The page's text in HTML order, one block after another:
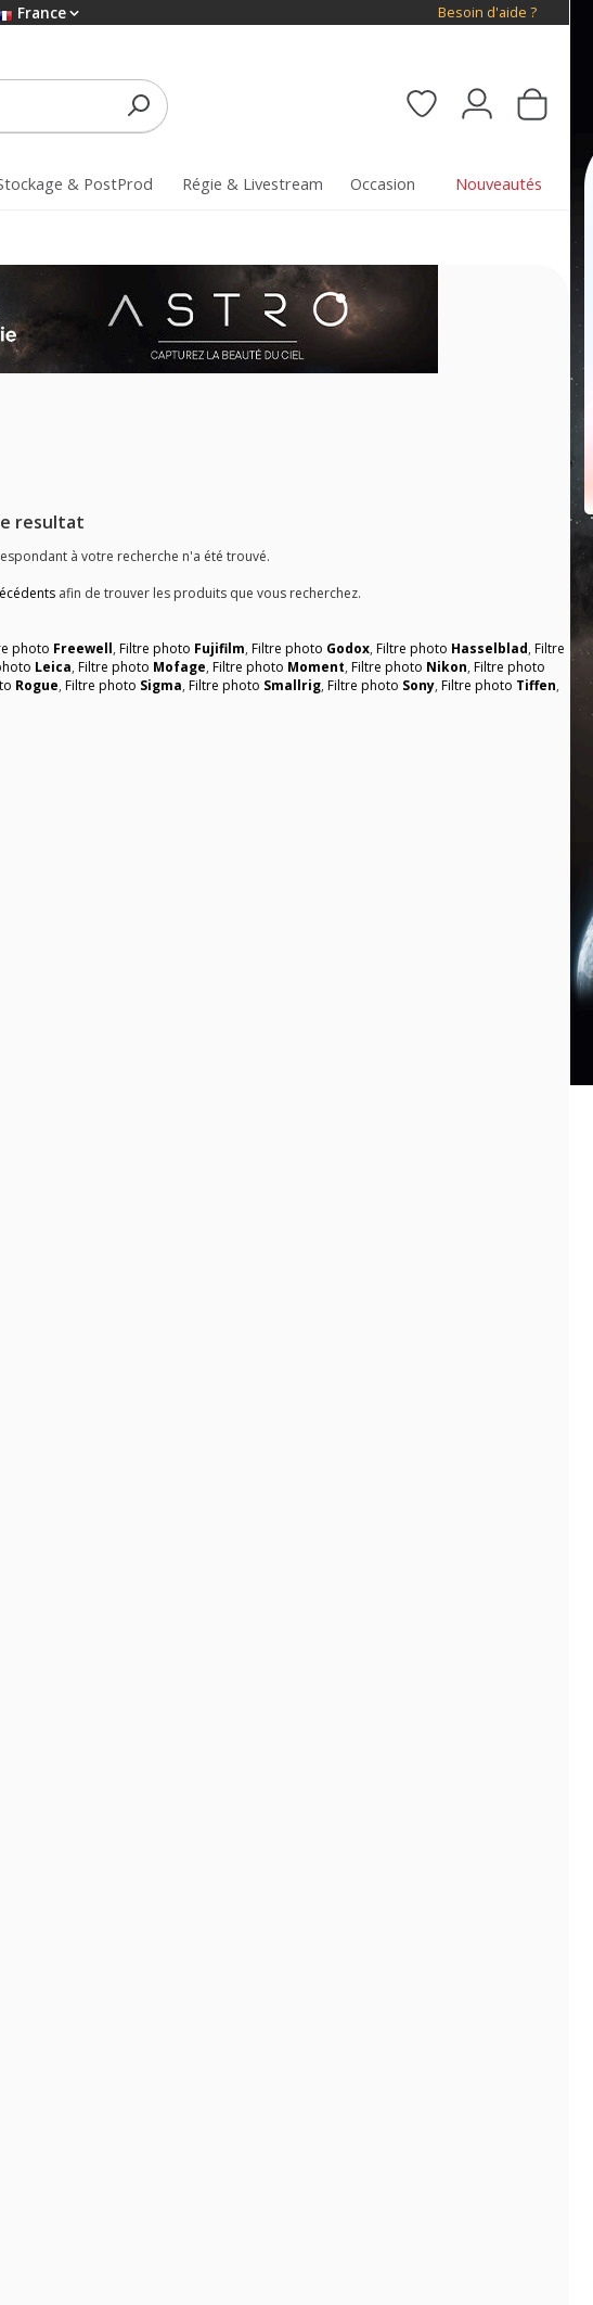
France Besoin d'aide ?
& PostProd Régie & Livestream Occasion Nouveautés
resultat
à votre recherche n'a été trouvé.
afin de trouver les produits que vous recherchez.
photo Freewell,Filtre photo Fujifilm,Filtre photo Godox,Filtre photo Hasselblad,Filtre
Leica,Filtre photo Mofage,Filtre photo Moment,Filtre photo Nikon,Filtre photo
Rogue,Filtre photo Sigma,Filtre photo Smallrig,Filtre photo Sony,Filtre photo Tiffen,